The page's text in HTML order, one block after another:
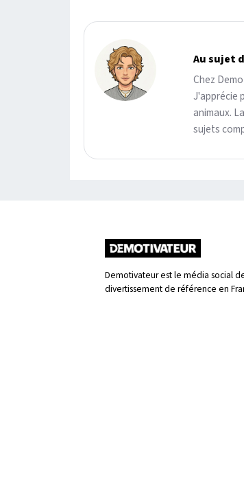
Au sujet
Chez
J'apprécie
animaux.
sujets
Demotivateur est le média social
divertissement de référence en